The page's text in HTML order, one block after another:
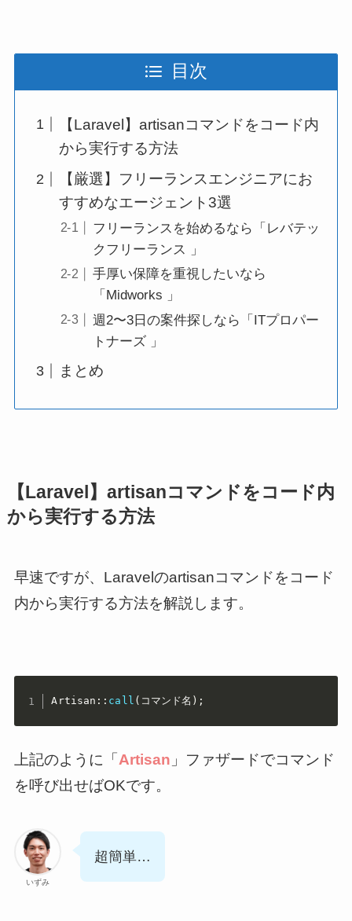
目次
【Laravel】artisanコマンドをコード内
から実行する方法
【厳選】フリーランスエンジニアにお
すすめなエージェント3選
フリーランスを始めるなら「レバテッ
クフリーランス 」
手厚い保障を重視したいなら
「Midworks 」
週2〜3日の案件探しなら「ITプロパー
トナーズ 」
まとめ
【Laravel】artisanコマンドをコード内
から実行する方法
早速ですが、Laravelのartisanコマンドをコード
内から実行する方法を解説します。
Artisan : : call ( コマンド名 ) ;
上記のように「 Artisan 」ファザードでコマンド
を呼び出せばOKです。
いずみ
超簡単…